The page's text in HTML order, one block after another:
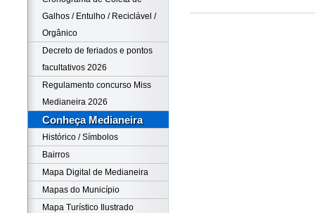
Galhos / Entulho / Reciclável /
Orgânico
Decreto de feriados e pontos
facultativos 2026
Regulamento concurso Miss
Medianeira 2026
Conheça Medianeira
Histórico / Símbolos
Bairros
Mapa Digital de Medianeira
Mapas do Município
Mapa Turístico Ilustrado